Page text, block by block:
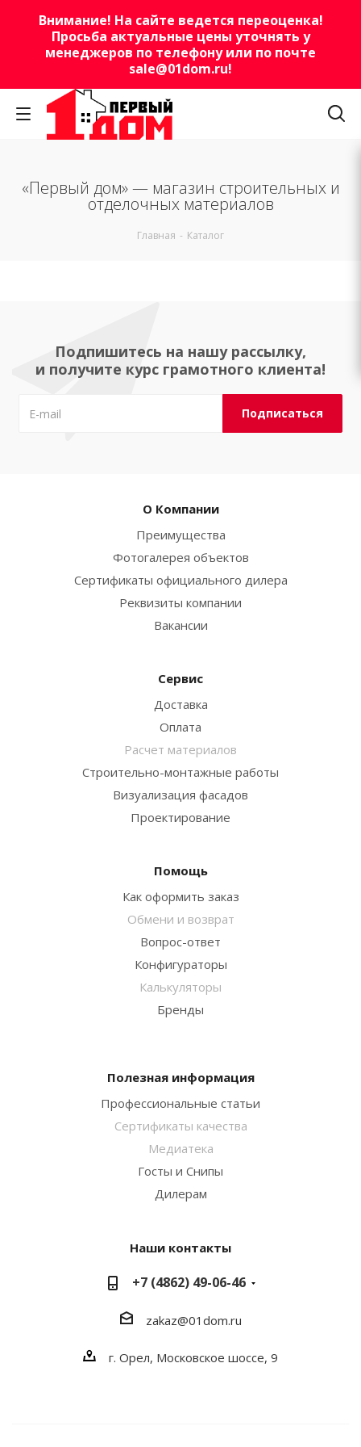
Внимание! На сайте ведется переоценка!
Просьба актуальные цены уточнять у
менеджеров по телефону или по почте
sale@01dom.ru!
«Первый дом» — магазин строительных и
отделочных материалов
Главная - Каталог
Подпишитесь на нашу рассылку,
и получите курс грамотного клиента!
О Компании
Преимущества
Фотогалерея объектов
Сертификаты официального дилера
Реквизиты компании
Вакансии
Сервис
Доставка
Оплата
Расчет материалов
Строительно-монтажные работы
Визуализация фасадов
Проектирование
Помощь
Как оформить заказ
Обмени и возврат
Вопрос-ответ
Конфигураторы
Калькуляторы
Бренды
Полезная информация
Профессиональные статьи
Сертификаты качества
Медиатека
Госты и Снипы
Дилерам
Наши контакты
+7 (4862) 49-06-46
zakaz@01dom.ru
г. Орел, Московское шоссе, 9